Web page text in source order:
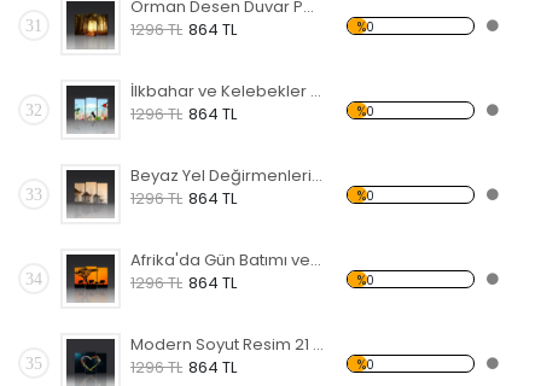
31
Orman Desen Duvar Panosu
1296 TL 864 TL %0
32
İlkbahar ve Kelebekler Forex Tablo
1296 TL 864 TL %0
33
Beyaz Yel Değirmenleri Forex Tablo
1296 TL 864 TL %0
34
Afrika'da Gün Batımı ve Filler Forex Tablo
1296 TL 864 TL %0
35
Modern Soyut Resim 21 Forex Tablo
1296 TL 864 TL %0